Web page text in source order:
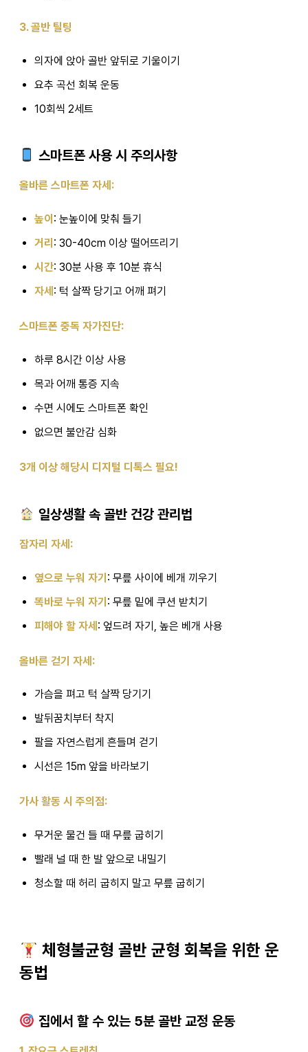
3. 골반 틸팅
의자에 앉아 골반 앞뒤로 기울이기
요추 곡선 회복 운동
10회씩 2세트
스마트폰 사용 시 주의사항
올바른 스마트폰 자세:
높이 : 눈높이에 맞춰 들기
거리 : 30-40cm 이상 떨어뜨리기
시간: 30분 사용 후 10분 휴식
자세 : 턱 살짝 당기고 어깨 펴기
스마트폰 중독 자가진단:
하루 8시간 이상 사용
목과 어깨 통증 지속
수면 시에도 스마트폰 확인
없으면 불안감 심화
3개 이상 해당시 디지털 디톡스 필요!
일상생활 속 골반 건강 관리법
잠자리 자세:
옆으로 누워 자기 : 무릎 사이에 베개 끼우기
똑바로 누워 자기 : 무릎 밑에 쿠션 받치기
피해야 할 자세 : 엎드려 자기, 높은 베개 사용
올바른 걷기 자세:
가슴을 펴고 턱 살짝 당기기
발뒤꿈치부터 착지
팔을 자연스럽게 흔들며 걷기
시선은 15m 앞을 바라보기
가사 활동 시 주의점:
무거운 물건 들 때 무릎 굽히기
빨래 널 때 한 발 앞으로 내밀기
청소할 때 허리 굽히지 말고 무릎 굽히기
체형불균형 골반 균형 회복을 위한 운
동법
집에서 할 수 있는 5분 골반 교정 운동